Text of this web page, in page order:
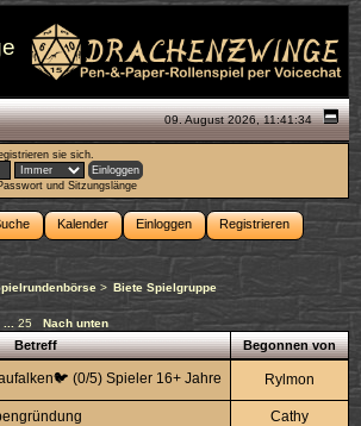
09. August 2026, 11:41:34
sie sich.
und Sitzungslänge
Kalender Einloggen Registrieren
> Biete Spielgruppe
25 Nach unten
Betreff Begonnen von
(0/5) Spieler 16+ Jahre Rylmon
Cathy